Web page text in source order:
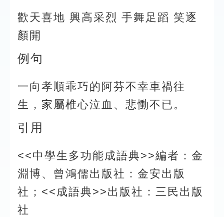
歡天喜地 興高采烈 手舞足蹈 笑逐
顏開
例句
一向孝順乖巧的阿芬不幸車禍往
生，家屬椎心泣血、悲慟不已。
引用
<<中學生多功能成語典>>編者：金
淵博、曾鴻儒出版社：金安出版
社；<<成語典>>出版社：三民出版
社